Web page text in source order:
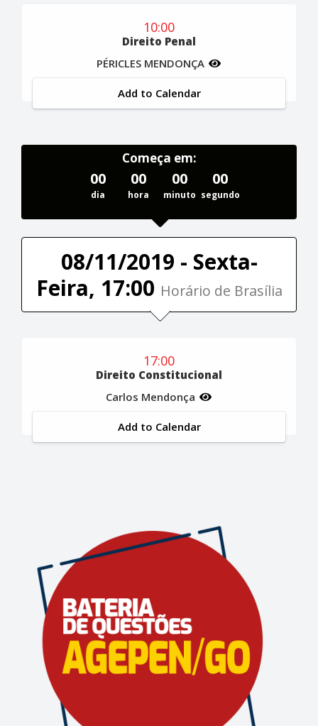
10:00
Direito Penal
PÉRICLES MENDONÇA
Add to Calendar
Começa em:
00
dia
00
hora
00
minuto
00
segundo
08/11/2019 - Sexta-
Feira, 17:00 Horário de Brasília
17:00
Direito Constitucional
Carlos Mendonça
Add to Calendar